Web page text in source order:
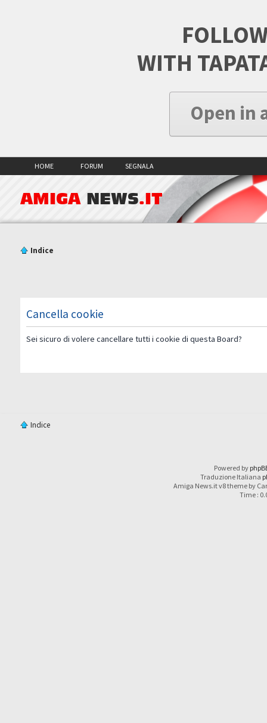
WITH
Open in
HOME FORUM SEGNALA
AMIGA NEWS.IT
Indice
Cancella cookie
Sei sicuro di volere cancellare tutti i cookie di questa Board?
Indice
Powered by
Traduzione Italiana
Amiga News.it v8 theme by
Time :